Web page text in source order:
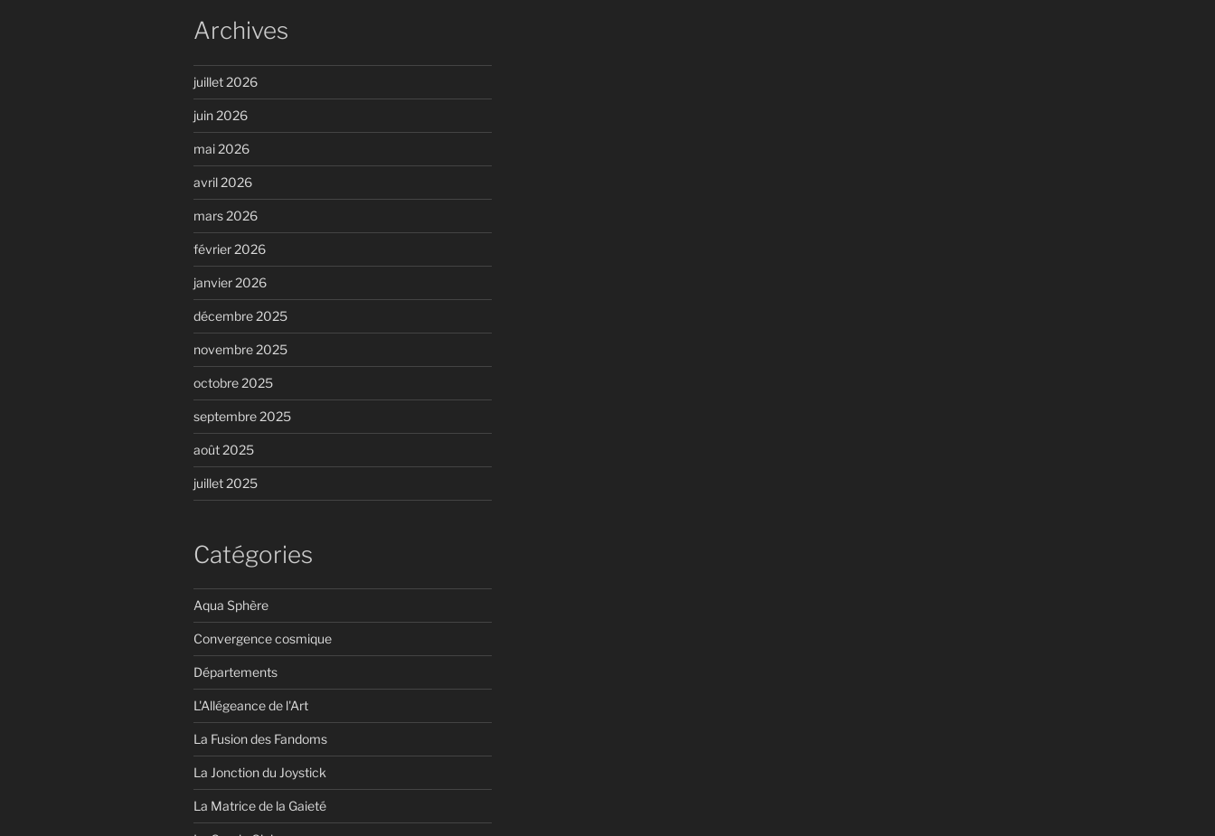
Archives
juillet 2026
juin 2026
mai 2026
avril 2026
mars 2026
février 2026
janvier 2026
décembre 2025
novembre 2025
octobre 2025
septembre 2025
août 2025
juillet 2025
Catégories
Aqua Sphère
Convergence cosmique
Départements
L'Allégeance de l'Art
La Fusion des Fandoms
La Jonction du Joystick
La Matrice de la Gaieté